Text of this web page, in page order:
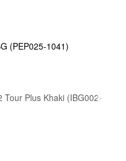
(PEP025-1041)